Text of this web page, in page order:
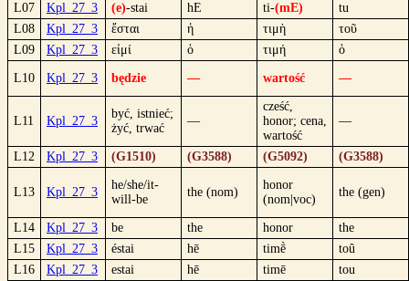
L07
Kpl_27_3 (e)-stai hE ti-(mE) tu
L08
Kpl_27_3 ἔσται ἡ τιμὴ τοῦ
L09
Kpl_27_3 εἰμί ὁ τιμή ὁ
L10 Kpl_27_3 będzie — wartość —
L11 Kpl_27_3
być, istnieć;
żyć, trwać
—
cześć,
honor; cena,
wartość
—
L12 Kpl_27_3 (G1510) (G3588) (G5092) (G3588)
L13 Kpl_27_3
he/she/it-
will-be
the (nom)
honor
(nom|voc)
the (gen)
L14 Kpl_27_3 be the honor the
L15
Kpl_27_3 éstai hē timḕ toû
L16
Kpl_27_3 estai hē timē tou